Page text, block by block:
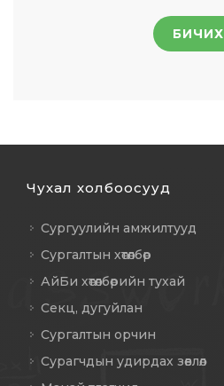
БИЧИХ
Чухал холбоосууд
Сургуулийн амжилтууд
Сургалтын хөтөлбөр
АйБи хөтөлбөрийн тухай
Секц, дугуйлан
Сургалтын орчин
Сурагчдын удирдах зөвлөл